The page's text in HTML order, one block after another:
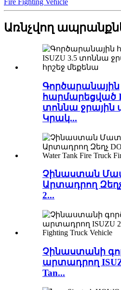
Fire Fighting Vehicle
Առնչվող
Գործարանային
հարմարեցված
տոննա ջրային
Կրակ...
Չինաստան
Արտադրող Զեղչ
2...
Չինաստանի
արտադրող
Tan...